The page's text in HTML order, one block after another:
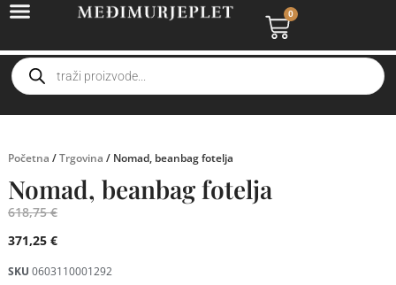
0
Početna /Trgovina / Nomad, beanbag fotelja
Nomad, beanbag fotelja
618,75€
371,25 €
SKU 0603110001292